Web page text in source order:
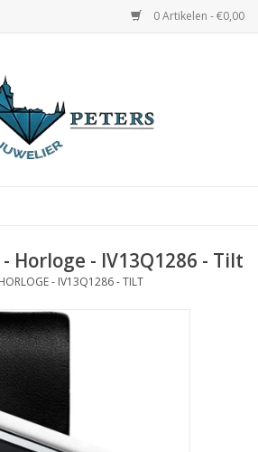
0 Artikelen - €0,00
Horloge - IV13Q1286 - Tilt
- IV13Q1286 - TILT